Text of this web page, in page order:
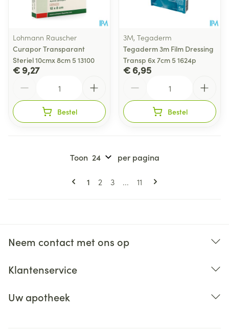
Lohmann Rauscher
Curapor Transparant
Steriel 10cmx 8cm 5 13100
€ 9,27
Bestel
3M, Tegaderm
Tegaderm 3m Film Dressing
Transp 6x 7cm 5 1624p
€ 6,95
Bestel
Pagina's
U lees momenteel pagina
1 Pagina
2 Pagina
3 ... Pagina
11
Toon per pagina
Neem contact met ons op
Klantenservice
Uw apotheek